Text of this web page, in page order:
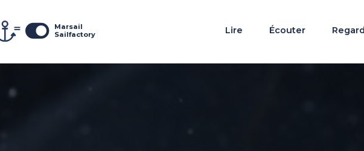
Marsail
Sailfactory
Lire Écouter